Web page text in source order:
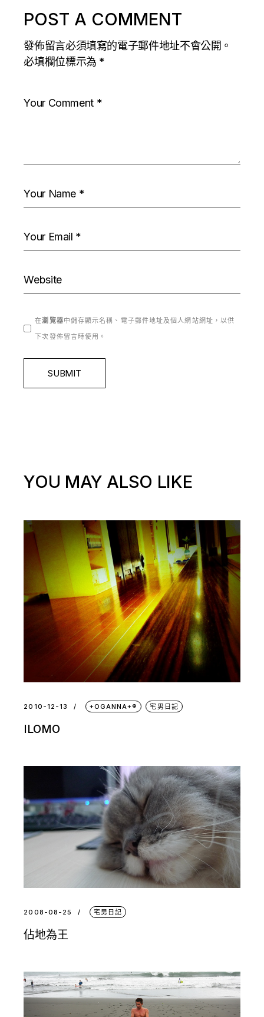
POST A COMMENT
發佈留言必須填寫的電子郵件地址不會公開。
必填欄位標示為 *
在瀏覽器中儲存顯示名稱、電子郵件地址及個人網站網址，以供
下次發佈留言時使用。
SUBMIT
YOU MAY ALSO LIKE
2010-12-13 +OGANNA+® 宅男日記
ILOMO
2008-08-25 宅男日記
佔地為王